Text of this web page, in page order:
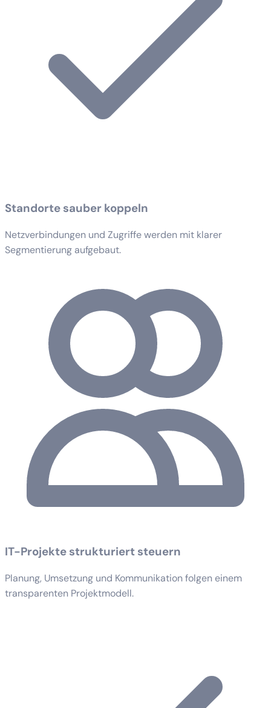
Standorte sauber koppeln
Netzverbindungen und Zugriffe werden mit klarer
Segmentierung aufgebaut.
IT-Projekte strukturiert steuern
Planung, Umsetzung und Kommunikation folgen einem
transparenten Projektmodell.